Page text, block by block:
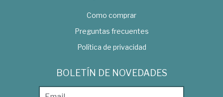
Como comprar
Preguntas frecuentes
Política de privacidad
BOLETÍN DE NOVEDADES